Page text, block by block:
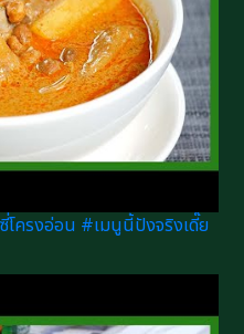
ครงอ่อน #เมนูนี้ปังจริงเดี๊ย